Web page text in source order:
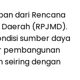
dari Rencana
(RPJMD).
sumber daya
pembangunan
seiring dengan